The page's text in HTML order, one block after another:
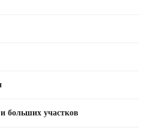
больших участков